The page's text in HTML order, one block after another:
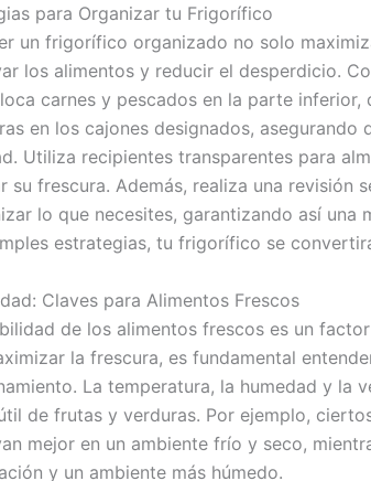
para Organizar tu Frigorífico
un frigorífico organizado no solo
los alimentos y reducir el desperdicio.
carnes y pescados en la parte
en los cajones designados,
Utiliza recipientes transparentes para
su frescura. Además, realiza una revisión
lo que necesites, garantizando así
estrategias, tu frigorífico se
Claves para Alimentos Frescos
de los alimentos frescos es un
la frescura, es fundamental
La temperatura, la humedad y la
de frutas y verduras. Por ejemplo,
mejor en un ambiente frío y seco,
y un ambiente más húmedo.